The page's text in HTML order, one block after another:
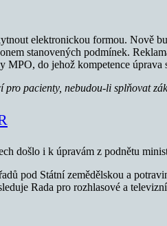
elektronickou formou. Nově
stanovených podmínek.
do jehož kompetence úprava
pacienty, nebudou-li splňovat
došlo i k úpravám z podnětu
pod Státní zemědělskou a
Rada pro rozhlasové a